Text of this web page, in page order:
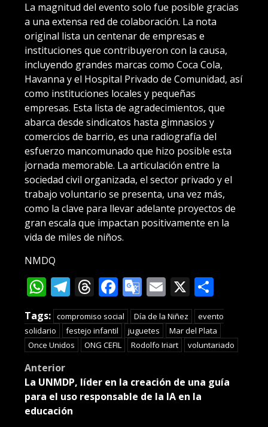
La magnitud del evento solo fue posible gracias
a una extensa red de colaboración. La nota
original lista un centenar de empresas e
instituciones que contribuyeron con la causa,
incluyendo grandes marcas como Coca Cola,
Havanna y el Hospital Privado de Comunidad, así
como instituciones locales y pequeñas
empresas. Esta lista de agradecimientos, que
abarca desde sindicatos hasta gimnasios y
comercios de barrio, es una radiografía del
esfuerzo mancomunado que hizo posible esta
jornada memorable. La articulación entre la
sociedad civil organizada, el sector privado y el
trabajo voluntario se presenta, una vez más,
como la clave para llevar adelante proyectos de
gran escala que impactan positivamente en la
vida de miles de niños.
NMDQ
WhatsApp
Telegram
Threads
Facebook
Google
Translate
Email
X
Tags: compromiso social Día de la Niñez
evento
solidario
festejo infantil juguetes
Mar del Plata
Once Unidos
ONG CEFIL Rodolfo Iriart voluntariado
Post
navigation
Anterior
La UNMDP, líder en la creación de una guía
para el uso responsable de la IA en la
educación